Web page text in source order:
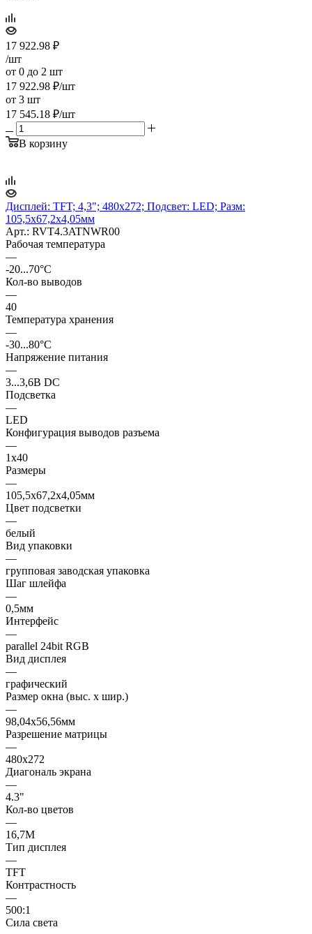
17 922.98 ₽
/шт
от 0 до 2 шт
17 922.98 ₽/шт
от 3 шт
17 545.18 ₽/шт
В корзину
Дисплей: TFT; 4,3"; 480x272; Подсвет: LED; Разм:
105,5x67,2x4,05мм
Арт.: RVT4.3ATNWR00
Рабочая температура
—
-20...70°C
Кол-во выводов
—
40
Температура хранения
—
-30...80°C
Напряжение питания
—
3...3,6В DC
Подсветка
—
LED
Конфигурация выводов разъема
—
1x40
Размеры
—
105,5x67,2x4,05мм
Цвет подсветки
—
белый
Вид упаковки
—
групповая заводская упаковка
Шаг шлейфа
—
0,5мм
Интерфейс
—
parallel 24bit RGB
Вид дисплея
—
графический
Размер окна (выс. х шир.)
—
98,04x56,56мм
Разрешение матрицы
—
480x272
Диагональ экрана
—
4.3"
Кол-во цветов
—
16,7М
Тип дисплея
—
TFT
Контрастность
—
500:1
Сила света